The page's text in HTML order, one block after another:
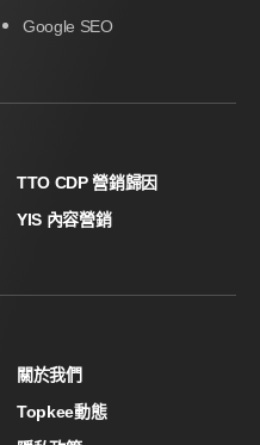
Google SEO
TTO CDP 營銷歸因
YIS 內容營銷
關於我們
Topkee動態